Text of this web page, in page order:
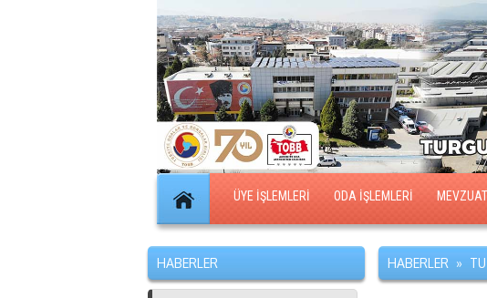
ÜYE İŞLEMLERİ ODA İŞLEMLERİ MEVZUAT
HABERLER HABERLER »